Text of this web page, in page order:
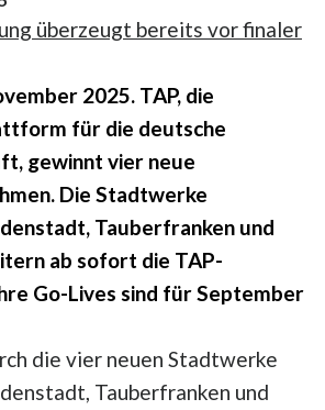
überzeugt bereits vor finaler
2025. TAP, die
für die deutsche
gewinnt vier neue
Die Stadtwerke
Tauberfranken und
ab sofort die TAP-
Go-Lives sind für September
die vier neuen Stadtwerke
Tauberfranken und